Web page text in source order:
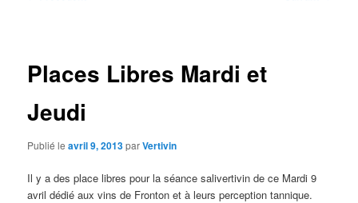
Places Libres Mardi et
Jeudi
Publié leavril 9, 2013parVertivin
Il y a des place libres pour la séance salivertivin de ce Mardi 9
avril dédié aux vins de Fronton et à leurs perception tannique.